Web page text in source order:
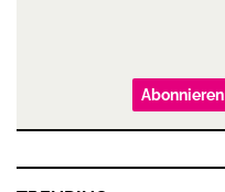
Abonnieren